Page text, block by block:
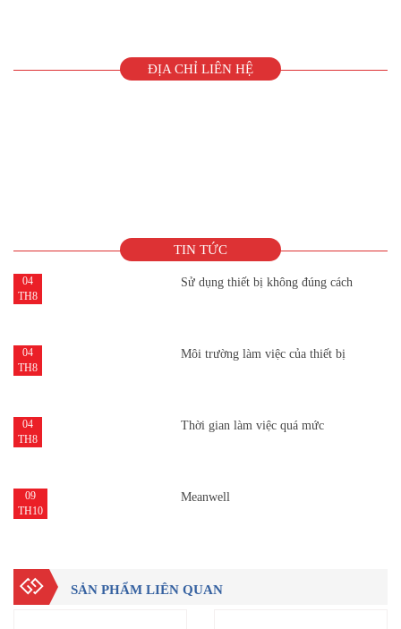
ĐỊA CHỈ LIÊN HỆ
TIN TỨC
04
TH8
Sử dụng thiết bị không đúng cách
04
TH8
Môi trường làm việc của thiết bị
04
TH8
Thời gian làm việc quá mức
09
TH10
Meanwell
SẢN PHẨM LIÊN QUAN